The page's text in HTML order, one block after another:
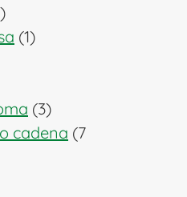
5
productos
11
33
productos
cadena 7